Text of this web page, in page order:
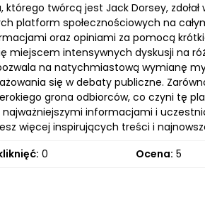
twórcą jest Jack Dorsey,
platform społecznościowych na
oraz opiniami za pomocą
miejscem intensywnych dyskusji na
na natychmiastową wymianę
się w debaty publiczne.
grona odbiorców, co czyni tę
informacjami i
więcej inspirujących treści i
0 Ocena: 5